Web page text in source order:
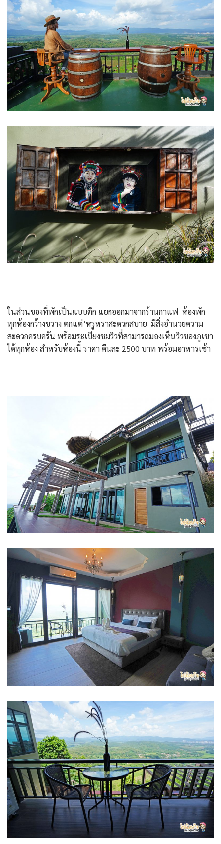
ในส่วนของที่พักเป็นแบบตึก แยกออกมาจากร้านกาแฟ ห้องพัก
ทุกห้องกว้างขวาง ตกแต่’หรูหราสะดวกสบาย มีสิ่งอำนวยความ
สะดวกครบครัน พร้อมระเบียงชมวิวที่สามารถมองเห็นวิวของภูเขา
ได้ทุกห้อง สำหรับห้องนี้ ราคา คืนละ 2500 บาท พร้อมอาหารเช้า